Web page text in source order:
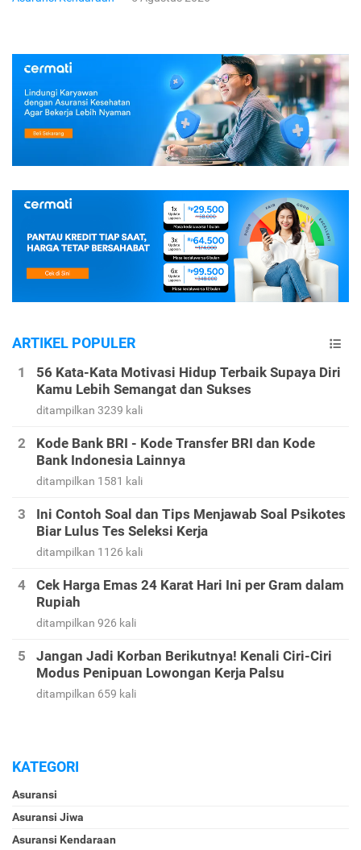
ARTIKEL POPULER
56 Kata-Kata Motivasi Hidup Terbaik Supaya Diri
Kamu Lebih Semangat dan Sukses
ditampilkan 3239 kali
Kode Bank BRI - Kode Transfer BRI dan Kode
Bank Indonesia Lainnya
ditampilkan 1581 kali
Ini Contoh Soal dan Tips Menjawab Soal Psikotes
Biar Lulus Tes Seleksi Kerja
ditampilkan 1126 kali
Cek Harga Emas 24 Karat Hari Ini per Gram dalam
Rupiah
ditampilkan 926 kali
Jangan Jadi Korban Berikutnya! Kenali Ciri-Ciri
Modus Penipuan Lowongan Kerja Palsu
ditampilkan 659 kali
KATEGORI
Asuransi
Asuransi Jiwa
Asuransi Kendaraan